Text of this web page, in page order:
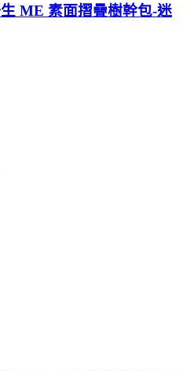
ME 素面摺疊樹幹包-迷